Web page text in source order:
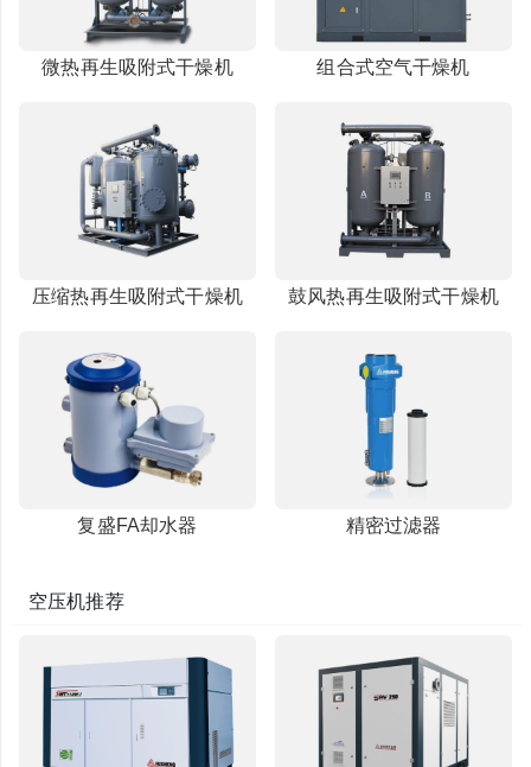
微热再生吸附式干燥机 组合式空气干燥机
压缩热再生吸附式干燥机 鼓风热再生吸附式干燥机
复盛FA却水器 精密过滤器
空压机推荐